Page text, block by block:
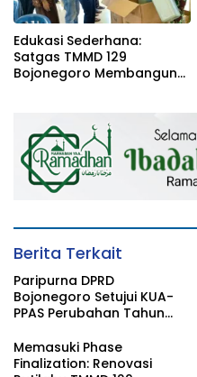
Edukasi Sederhana:
Satgas TMMD 129
Bojonegoro Membangun
Kesongo
Berita Terkait
Paripurna DPRD
Bojonegoro Setujui KUA-
PPAS Perubahan Tahun
Memasuki Phase
Finalization: Renovasi